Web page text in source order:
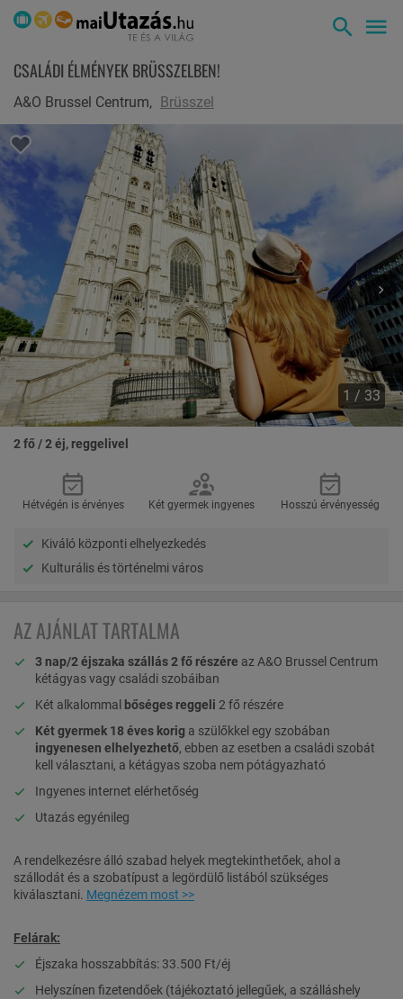
CSALÁDI ÉLMÉNYEK BRÜSSZELBEN!
A&O Brussel Centrum, Brüsszel
1 / 33
2 fő / 2 éj, reggelivel
Hétvégén is érvényes Két gyermek ingyenes Hosszú érvényesség
Kiváló központi elhelyezkedés
Kulturális és történelmi város
AZ AJÁNLAT TARTALMA
3 nap/2 éjszaka szállás 2 fő részére az A&O Brussel Centrum
kétágyas vagy családi szobáiban
Két alkalommal
bőséges reggeli 2 fő részére
Két gyermek 18 éves korig a szülőkkel egy szobában
ingyenesen elhelyezhető, ebben az esetben a családi szobát
kell választani, a kétágyas szoba nem pótágyazható
Ingyenes internet elérhetőség
Utazás egyénileg
A rendelkezésre álló szabad helyek megtekinthetőek, ahol a
szállodát és a szobatípust a legördülő listából szükséges
kiválasztani. Megnézem most >>
Felárak:
Éjszaka hosszabbítás: 33.500 Ft/éj
Helyszínen fizetendőek (tájékoztató jellegűek, a szálláshely